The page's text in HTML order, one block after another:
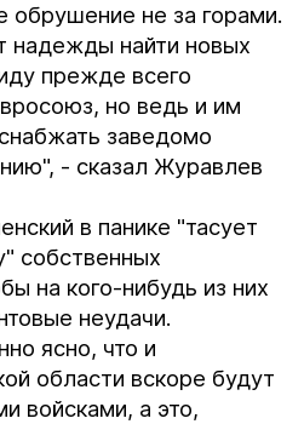
обрушение не за горами.
надежды найти новых
прежде всего
но ведь и им
заведомо
- сказал Журавлев
в панике "тасует
собственных
на кого-нибудь из них
неудачи.
ясно, что и
области вскоре будут
войсками, а это,